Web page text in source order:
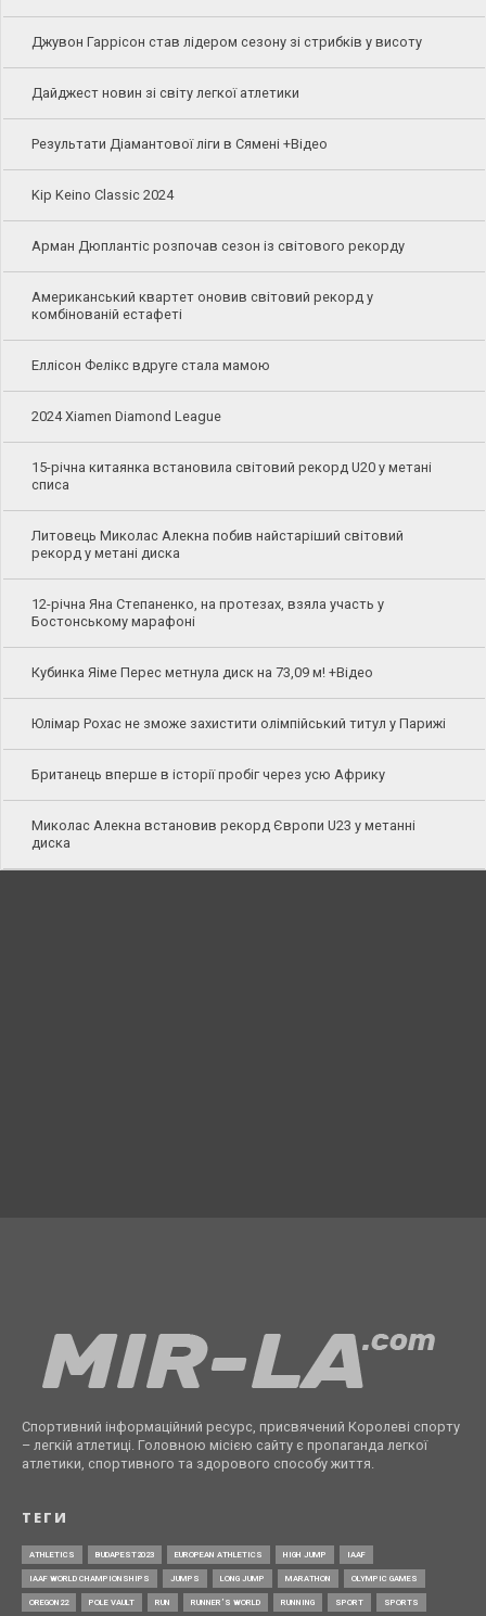
Джувон Гаррісон став лідером сезону зі стрибків у висоту
Дайджест новин зі світу легкої атлетики
Результати Діамантової ліги в Сямені +Відео
Kip Keino Classic 2024
Арман Дюплантіс розпочав сезон із світового рекорду
Американський квартет оновив світовий рекорд у
комбінованій естафеті
Еллісон Фелікс вдруге стала мамою
2024 Xiamen Diamond League
15-річна китаянка встановила світовий рекорд U20 у метані
списа
Литовець Миколас Алекна побив найстаріший світовий
рекорд у метані диска
12-річна Яна Степаненко, на протезах, взяла участь у
Бостонському марафоні
Кубинка Яіме Перес метнула диск на 73,09 м! +Відео
Юлімар Рохас не зможе захистити олімпійський титул у Парижі
Британець вперше в історії пробіг через усю Африку
Миколас Алекна встановив рекорд Європи U23 у метанні
диска
Спортивний інформаційний ресурс, присвячений Королеві спорту
– легкій атлетиці. Головною місією сайту є пропаганда легкої
атлетики, спортивного та здорового способу життя.
ТЕГИ
ATHLETICS BUDAPEST2023 EUROPEAN ATHLETICS HIGH JUMP IAAF
IAAF WORLD CHAMPIONSHIPS JUMPS LONG JUMP MARATHON OLYMPIC GAMES
OREGON22 POLE VAULT RUN RUNNER’S WORLD RUNNING SPORT SPORTS